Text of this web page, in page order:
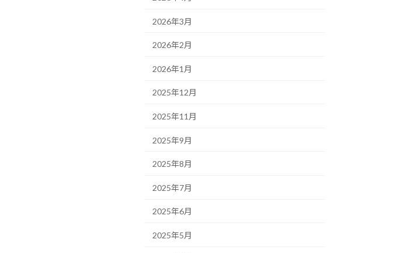
2026年3月
2026年2月
2026年1月
2025年12月
2025年11月
2025年9月
2025年8月
2025年7月
2025年6月
2025年5月